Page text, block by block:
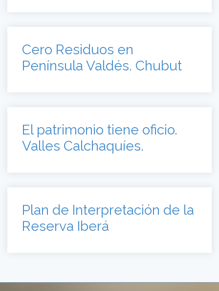
Cero Residuos en
Península Valdés. Chubut
El patrimonio tiene oficio.
Valles Calchaquíes.
Plan de Interpretación de la
Reserva Iberá